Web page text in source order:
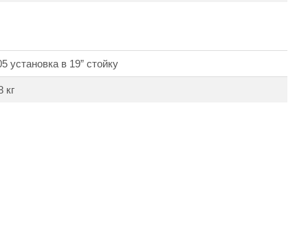
установка в 19” стойку
кг